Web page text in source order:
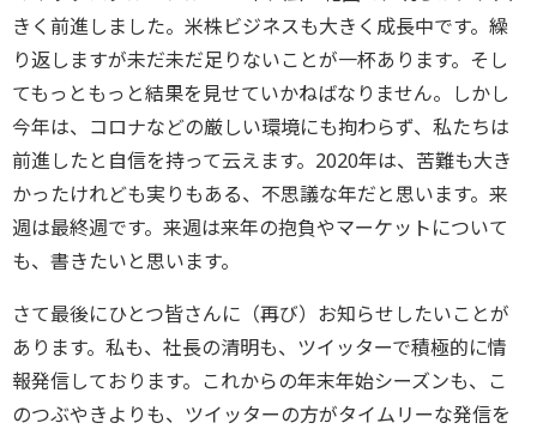
きく前進しました。米株ビジネスも大きく成長中です。繰
り返しますが未だ未だ足りないことが一杯あります。そし
てもっともっと結果を見せていかねばなりません。しかし
今年は、コロナなどの厳しい環境にも拘わらず、私たちは
前進したと自信を持って云えます。2020年は、苦難も大き
かったけれども実りもある、不思議な年だと思います。来
週は最終週です。来週は来年の抱負やマーケットについて
も、書きたいと思います。
さて最後にひとつ皆さんに（再び）お知らせしたいことが
あります。私も、社長の清明も、ツイッターで積極的に情
報発信しております。これからの年末年始シーズンも、こ
のつぶやきよりも、ツイッターの方がタイムリーな発信を